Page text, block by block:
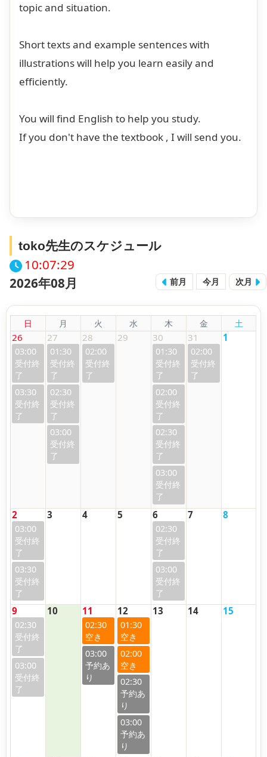
topic and situation.
Short texts and example sentences with
illustrations will help you learn easily and
efficiently.
You will find English to help you study.
If you don't have the textbook , I will send you.
toko先生のスケジュール
10:07:29
2026年08月
前月 今月 次月
日 月 火 水 木 金 土
26
03:00
03:30
27
01:30
02:30
03:00
28
02:00
29 30
01:30
02:00
02:30
03:00
31
02:00
1
2
03:00
03:30
3 4 5 6
02:30
03:00
7 8
9
02:30
03:00
10 11
02:30
03:00
12
01:30
02:00
02:30
03:00
13 14 15